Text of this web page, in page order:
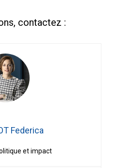
contactez :
Federica
et impact